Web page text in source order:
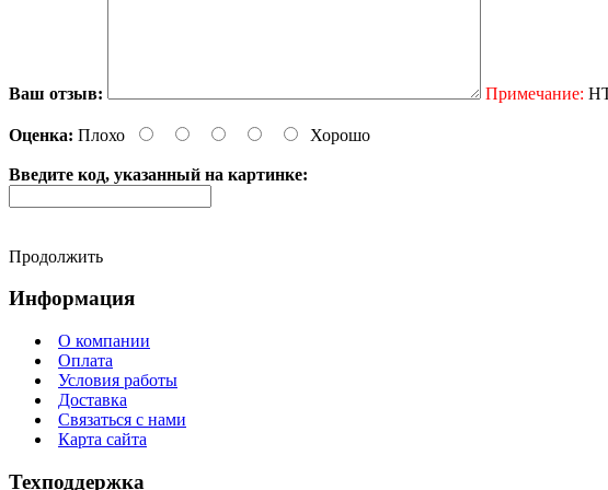
Ваш отзыв: Примечание:
Оценка: Плохо Хорошо
Введите код, указанный на картинке:
Продолжить
Информация
О компании
Оплата
Условия работы
Доставка
Связаться с нами
Карта сайта
Техподдержка